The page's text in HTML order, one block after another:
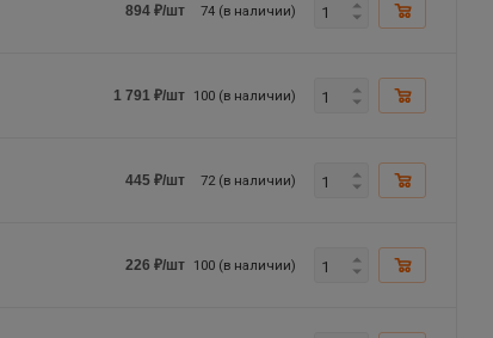
894 ₽/шт 74 (в наличии)
1 791 ₽/шт 100 (в наличии)
445 ₽/шт 72 (в наличии)
226 ₽/шт 100 (в наличии)